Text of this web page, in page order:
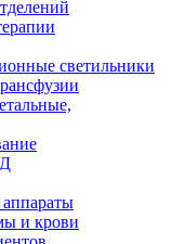
светильники
и крови